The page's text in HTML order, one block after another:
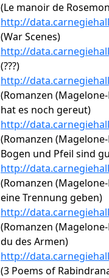
(Le manoir de
http://
(War Scenes)
http://
(???)
http://
(Romanzen
hat es noch gereut)
http://
(Romanzen
Bogen und Pfeil sind
http://
(Romanzen
eine Trennung geben)
http://
(Romanzen
du des Armen)
http://
(3 Poems of